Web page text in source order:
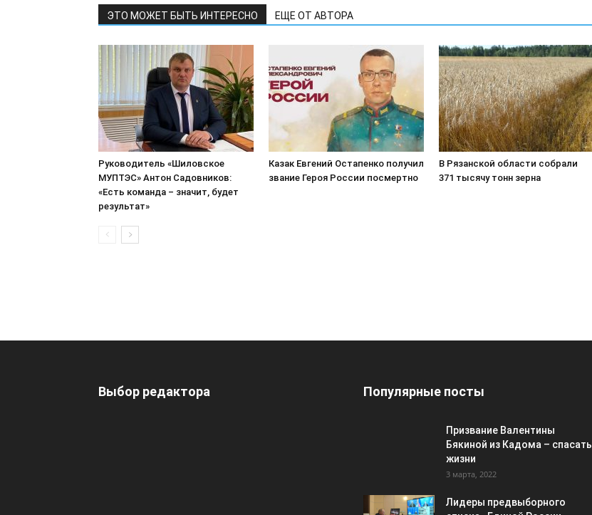
ЭТО МОЖЕТ БЫТЬ ИНТЕРЕСНО ЕЩЕ ОТ АВТОРА
Руководитель «Шиловское
МУПТЭС» Антон Садовников:
«Есть команда – значит, будет
результат»
Казак Евгений Остапенко получил
звание Героя России посмертно
В Рязанской области собрали
371 тысячу тонн зерна
Выбор редактора Популярные посты
Призвание Валентины
Бякиной из Кадома – спасать
жизни
3 марта, 2022
Лидеры предвыборного